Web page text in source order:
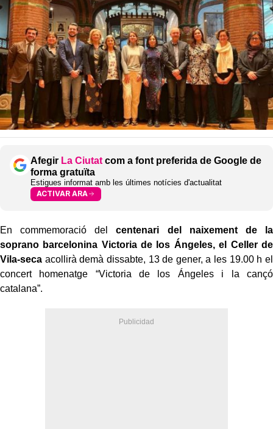
Afegir La Ciutat com a font preferida de Google de
forma gratuïta
Estigues informat amb les últimes notícies d'actualitat
ACTIVAR ARA
En commemoració delcentenari del naixement de la
soprano barcelonina Victoria de los Ángeles, el Celler de
Vila-seca acollirà demà dissabte, 13 de gener, a les 19.00 h el
concert homenatge “Victoria de los Ángeles i la cançó
catalana”.